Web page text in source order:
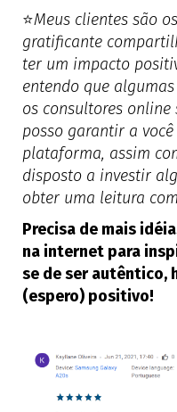
⭐Meus clientes são
gratificante
ter um impacto
entendo que
os consultores
posso garantir a
plataforma, assim
disposto a investir
obter uma leitura
Precisa de mais
na internet para
se de ser autêntico,
(espero) positivo!